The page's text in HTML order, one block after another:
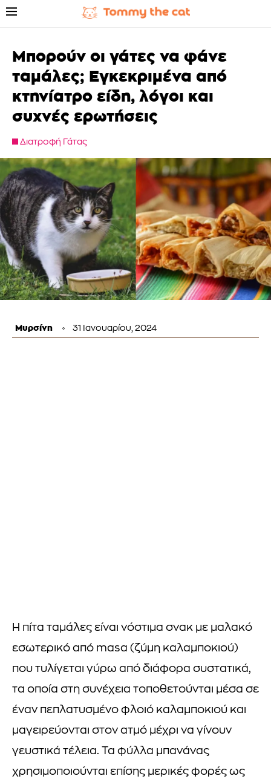
Μπορούν οι γάτες να φάνε
ταμάλες; Εγκεκριμένα από
κτηνίατρο είδη, λόγοι και
συχνές ερωτήσεις
Διατροφή Γάτας
Μυρσίνη 31 Ιανουαρίου, 2024
Η πίτα ταμάλες είναι νόστιμα σνακ με μαλακό
εσωτερικό από masa (ζύμη καλαμποκιού)
που τυλίγεται γύρω από διάφορα συστατικά,
τα οποία στη συνέχεια τοποθετούνται μέσα σε
έναν πεπλατυσμένο φλοιό καλαμποκιού και
μαγειρεύονται στον ατμό μέχρι να γίνουν
γευστικά τέλεια. Τα φύλλα μπανάνας
χρησιμοποιούνται επίσης μερικές φορές ως